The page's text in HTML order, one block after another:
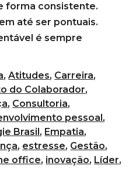
forma consistente.
até ser pontuais.
é sempre
,Atitudes, Carreira,
do Colaborador,
, Consultoria,
pessoal,
Brasil, Empatia,
, estresse, Gestão,
office, inovação, Líder,